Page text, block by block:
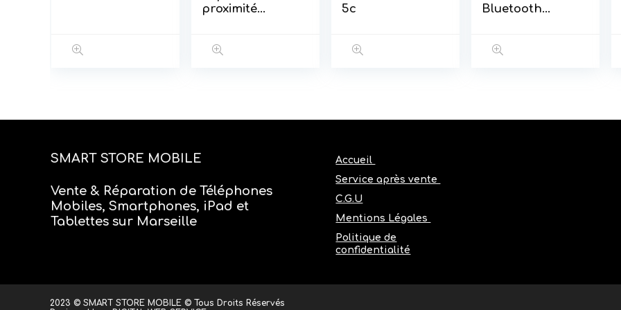
proximité
5c
Bluetooth
SMART STORE MOBILE
Vente & Réparation de Téléphones
Mobiles, Smartphones, iPad et
Tablettes sur Marseille
Accueil
Service après vente
C.G.U
Mentions Légales
Politique de
confidentialité
2023 © SMART STORE MOBILE © Tous Droits Réservés